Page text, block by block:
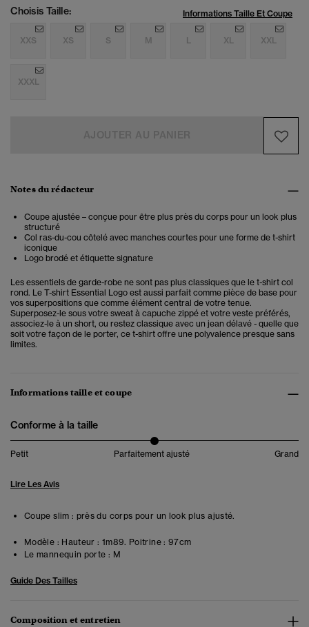
Choisis Taille: Informations Taille Et Coupe
XXS XS S M L XL XXL
XXXL
Notes du rédacteur
Coupe ajustée – conçue pour être plus près du corps pour un look plus
structuré
Col ras-du-cou côtelé avec manches courtes pour une forme de t-shirt
iconique
Logo brodé et étiquette signature
Les essentiels de garde-robe ne sont pas plus classiques que le t-shirt col
rond. Le T-shirt Essential Logo est aussi parfait comme pièce de base pour
vos superpositions que comme élément central de votre tenue.
Superposez-le sous votre sweat à capuche zippé et votre veste préférés,
associez-le à un short, ou restez classique avec un jean délavé - quelle que
soit votre façon de le porter, ce t-shirt offre une polyvalence presque sans
limites.
Informations taille et coupe
Conforme à la taille
Petit Parfaitement ajusté Grand
Lire Les Avis
Coupe slim : près du corps pour un look plus ajusté.
Modèle : Hauteur : 1m89. Poitrine : 97cm
Le mannequin porte : M
Guide Des Tailles
Composition et entretien